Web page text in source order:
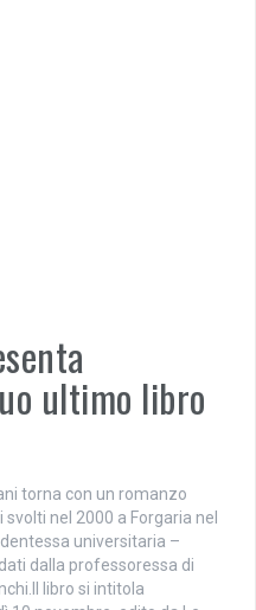
ultimo libro
torna con un romanzo
nel 2000 a Forgaria nel
universitaria –
dalla professoressa di
libro si intitola